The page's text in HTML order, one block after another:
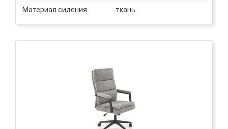
Материал сидения
ткань